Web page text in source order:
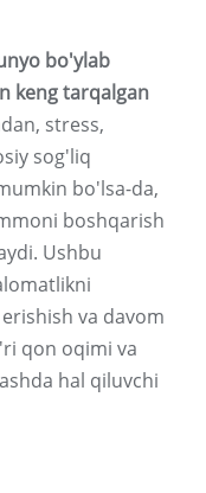
bo'ylab
keng tarqalgan
stress,
sog'liq
bo'lsa-da,
boshqarish
Ushbu
va davom
qon oqimi va
hal qiluvchi